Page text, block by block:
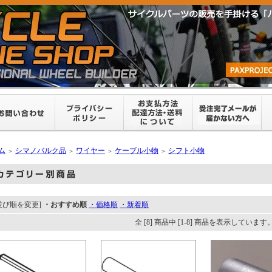
＞ シマノバルク品 ＞ ワイヤー ＞ ケーブル小物 ＞ シフト小物
び順を変更] ・おすすめ順 ・価格順 ・新着順
全 [8] 商品中 [1-8] 商品を表示しています